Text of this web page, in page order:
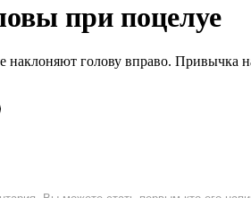
при поцелуе
наклоняют голову вправо. Привычка